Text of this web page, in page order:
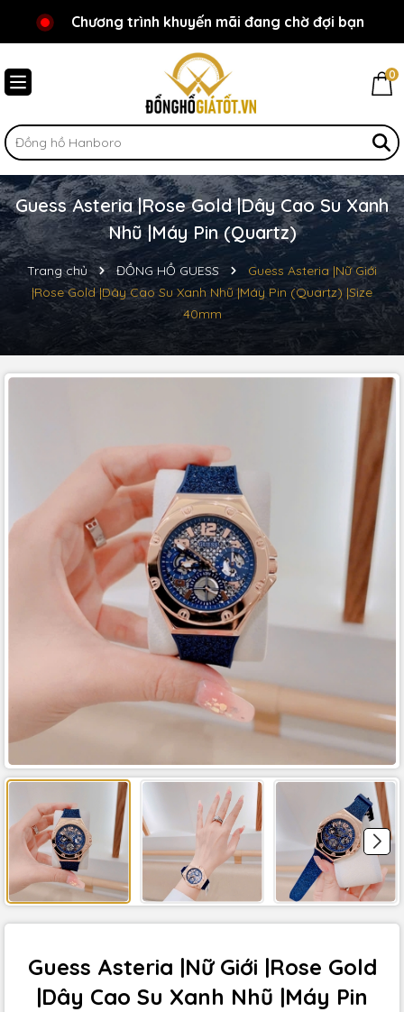
Chào mừng bạn đến với Đồnghồgiátốt.vn!
Chương trình khuyến mãi đang chờ đợi bạn
0
Guess Asteria |Rose Gold |Dây Cao Su Xanh
Nhũ |Máy Pin (Quartz)
Trang chủ ĐỒNG HỒ GUESS
Guess Asteria |Nữ Giới
|Rose Gold |Dây Cao Su Xanh Nhũ |Máy Pin (Quartz) |Size
40mm
Guess Asteria |Nữ Giới |Rose Gold
|Dây Cao Su Xanh Nhũ |Máy Pin